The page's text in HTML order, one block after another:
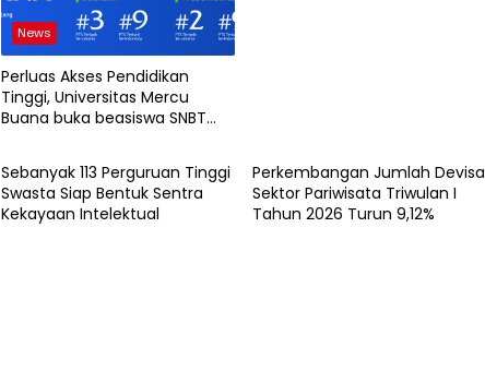
News
Perluas Akses Pendidikan
Tinggi, Universitas Mercu
Buana buka beasiswa SNBT
News
Sebanyak 113 Perguruan Tinggi
Swasta Siap Bentuk Sentra
Kekayaan Intelektual
Perkembangan Jumlah Devisa
Sektor Pariwisata Triwulan I
Tahun 2026 Turun 9,12%